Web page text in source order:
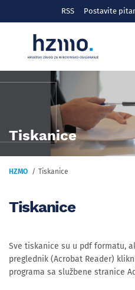
RSS Postavite
Tiskanice
HZMO Tiskanice
Tiskanice
Sve tiskanice su u pdf formatu,
preglednik (Acrobat Reader)
programa sa službene stranice